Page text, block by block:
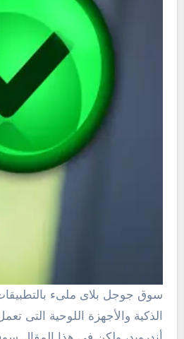
سوق جوجل بلاى ملىء بالتطبيقات الخاصة بالهواتف
الذكية والأجهزة اللوحية التى